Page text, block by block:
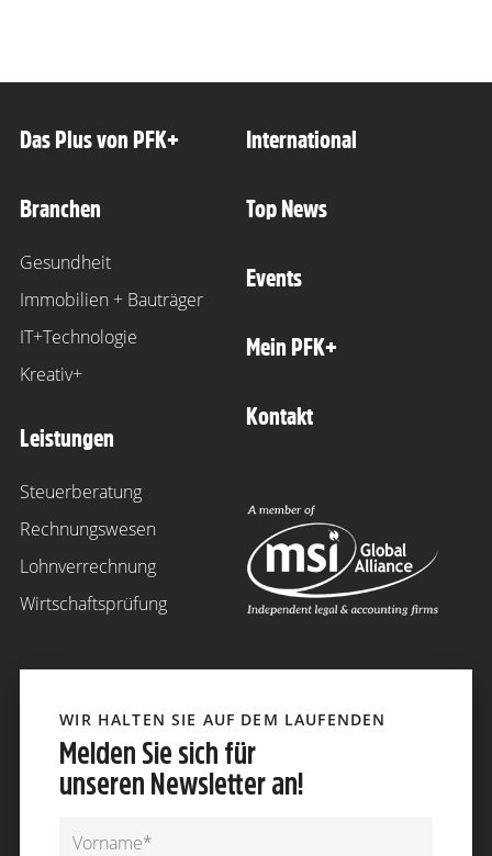
Das Plus von PFK+
Branchen
Gesundheit
Immobilien + Bauträger
IT+Technologie
Kreativ+
Leistungen
Steuerberatung
Rechnungswesen
Lohnverrechnung
Wirtschaftsprüfung
International
Top News
Events
Mein PFK+
Kontakt
WIR HALTEN SIE AUF DEM LAUFENDEN
Melden Sie sich für
unseren Newsletter an!